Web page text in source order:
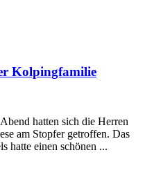
Kolpingfamilie
hatten sich die Herren
am Stopfer getroffen. Das
hatte einen schönen ...